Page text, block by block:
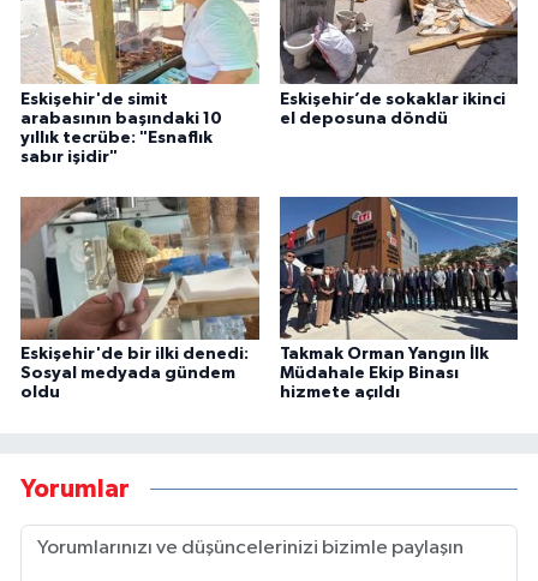
Eskişehir'de simit
arabasının başındaki 10
yıllık tecrübe: "Esnaflık
sabır işidir"
Eskişehir’de sokaklar ikinci
el deposuna döndü
Eskişehir'de bir ilki denedi:
Sosyal medyada gündem
oldu
Takmak Orman Yangın İlk
Müdahale Ekip Binası
hizmete açıldı
Yorumlar